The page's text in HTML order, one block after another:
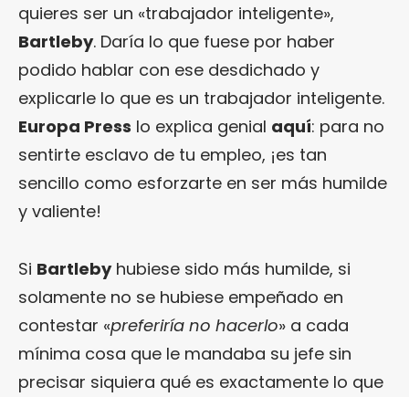
quieres ser un «trabajador inteligente»,
Bartleby. Daría lo que fuese por haber
podido hablar con ese desdichado y
explicarle lo que es un trabajador inteligente.
Europa Press lo explica genial aquí: para no
sentirte esclavo de tu empleo, ¡es tan
sencillo como esforzarte en ser más humilde
y valiente!
Si Bartlebyhubiese sido más humilde, si
solamente no se hubiese empeñado en
contestar «preferiría no hacerlo» a cada
mínima cosa que le mandaba su jefe sin
precisar siquiera qué es exactamente lo que